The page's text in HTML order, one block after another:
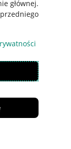
głównej.